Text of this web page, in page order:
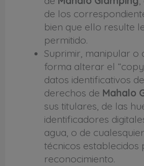
de los
bien que ello resulte
permitido.
Suprimir, manipular o
forma alterar el
datos identificativos
derechos de Mahalo
sus titulares, de las
identificadores
agua, o de
técnicos establecidos
reconocimiento.